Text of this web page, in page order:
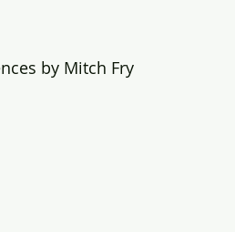
by Mitch Fry